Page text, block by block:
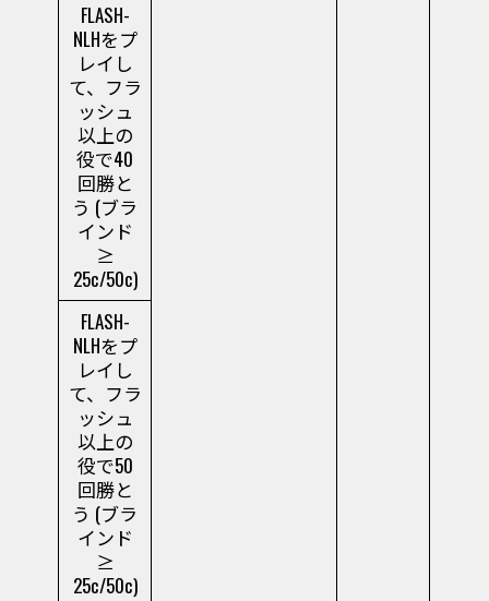
FLASH-
NLHをプ
レイし
て、フラ
ッシュ
以上の
役で40
回勝と
う (ブラ
インド
≥
25c/50c)
FLASH-
NLHをプ
レイし
て、フラ
ッシュ
以上の
役で50
回勝と
う (ブラ
インド
≥
25c/50c)